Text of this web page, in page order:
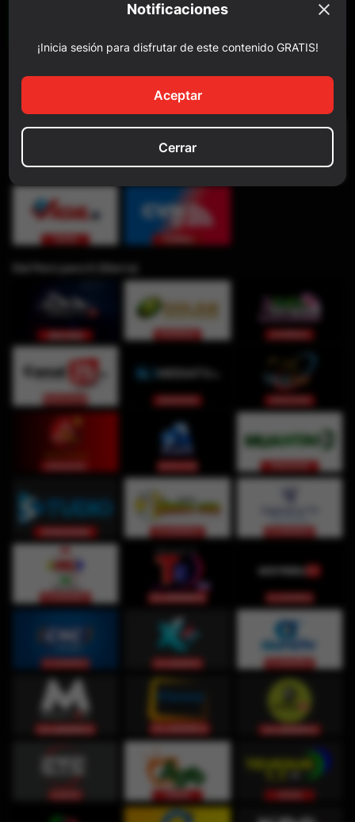
Notificaciones
¡Inicia sesión para disfrutar de este contenido GRATIS!
Aceptar
Cerrar